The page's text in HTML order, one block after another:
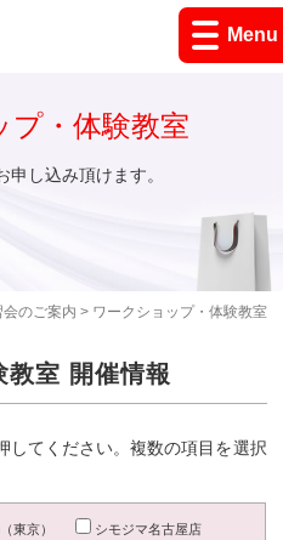
Menu
会のご案内 > ワークショップ・体験教室
プ・体験教室
申し込み頂けます。
教室 開催情報
してください。複数の項目を選択
東京）
シモジマ名古屋店